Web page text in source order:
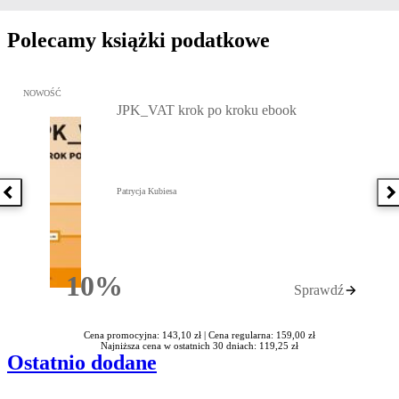
Polecamy książki podatkowe
Poprzednia książka
Przejdź do: JPK_VAT krok po kroku ebook, Patrycja Kubiesa -
NOWOŚĆ
10%Rabatu
JPK_VAT krok po kroku ebook
Patrycja Kubiesa
Sprawdź
Cena promocyjna: 143,10 zł | Cena regularna: 159,00 zł
Najniższa cena w ostatnich 30 dniach: 119,25 zł
Ostatnio dodane